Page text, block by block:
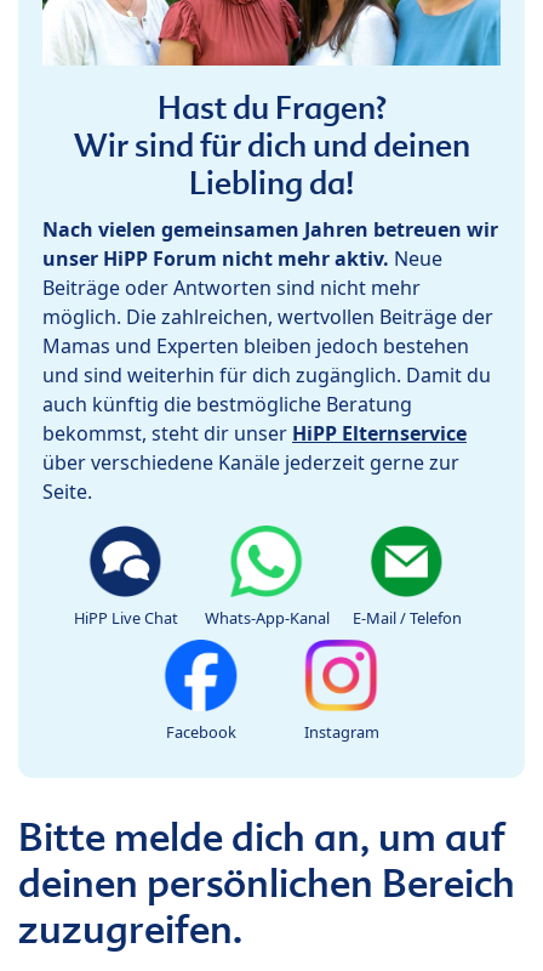
Hast du Fragen?
Wir sind für dich und deinen
Liebling da!
Nach vielen gemeinsamen Jahren betreuen wir
unser HiPP Forum nicht mehr aktiv. Neue
Beiträge oder Antworten sind nicht mehr
möglich. Die zahlreichen, wertvollen Beiträge der
Mamas und Experten bleiben jedoch bestehen
und sind weiterhin für dich zugänglich. Damit du
auch künftig die bestmögliche Beratung
bekommst, steht dir unser HiPP Elternservice
über verschiedene Kanäle jederzeit gerne zur
Seite.
HiPP Live Chat Whats-App-Kanal E-Mail / Telefon
Facebook Instagram
Bitte melde dich an, um auf
deinen persönlichen Bereich
zuzugreifen.